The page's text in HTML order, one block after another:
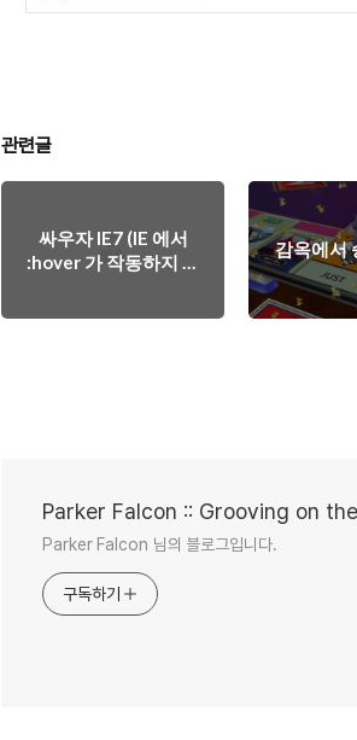
관련글
싸우자 IE7 (IE 에서
:hover 가 작동하지 않
감옥에서
Parker Falcon :: Grooving on
Parker Falcon 님의 블로그입니다.
구독하기